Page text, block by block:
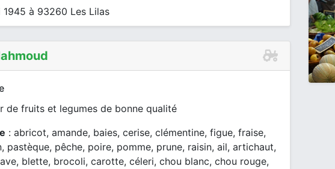
à 93260 Les Lilas
de fruits et legumes de bonne qualité
: abricot, amande, baies, cerise, clémentine, figue, fraise,
pastèque, pêche, poire, pomme, prune, raisin, ail, artichaut,
blette, brocoli, carotte, céleri, chou blanc, chou rouge,